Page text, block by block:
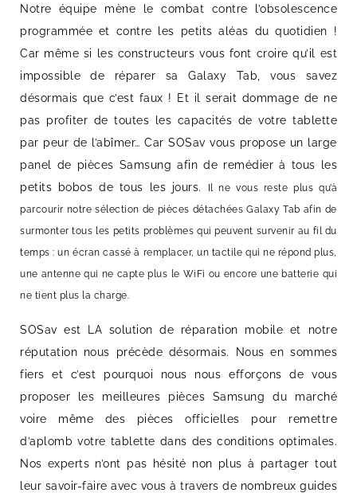
Notre équipe mène le combat contre l’obsolescence
programmée et contre les petits aléas du quotidien !
Car même si les constructeurs vous font croire qu’il est
impossible de réparer sa Galaxy Tab, vous savez
désormais que c’est faux ! Et il serait dommage de ne
pas profiter de toutes les capacités de votre tablette
par peur de l’abîmer… Car SOSav vous propose un large
panel de pièces Samsung afin de remédier à tous les
petits bobos de tous les jours.
Il ne vous reste plus qu’à
parcourir notre sélection de pièces détachées Galaxy Tab afin de
surmonter tous les petits problèmes qui peuvent survenir au fil du
temps : un écran cassé à remplacer, un tactile qui ne répond plus,
une antenne qui ne capte plus le WiFi ou encore une batterie qui
ne tient plus la charge.
SOSav est LA solution de réparation mobile et notre
réputation nous précède désormais. Nous en sommes
fiers et c’est pourquoi nous nous efforçons de vous
proposer les meilleures pièces Samsung du marché
voire même des pièces officielles pour remettre
d’aplomb votre tablette dans des conditions optimales.
Nos experts n’ont pas hésité non plus à partager tout
leur savoir-faire avec vous à travers de nombreux guides